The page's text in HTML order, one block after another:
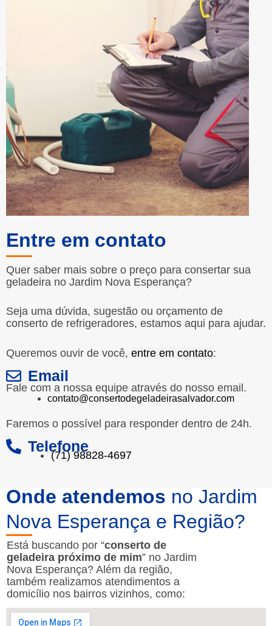
Entre em contato
Quer saber mais sobre o preço para consertar sua
geladeira no Jardim Nova Esperança?
Seja uma dúvida, sugestão ou orçamento de
conserto de refrigeradores, estamos aqui para ajudar.
Queremos ouvir de você, entre em contato:
Email
Fale com a nossa equipe através do nosso email.
contato@consertodegeladeirasalvador.com
Faremos o possível para responder dentro de 24h.
Telefone
(71) 98828-4697
Onde atendemos no Jardim
Nova Esperança e Região?
Está buscando por “conserto de
geladeira próximo de mim” no Jardim
Nova Esperança? Além da região,
também realizamos atendimentos a
domicílio nos bairros vizinhos, como: